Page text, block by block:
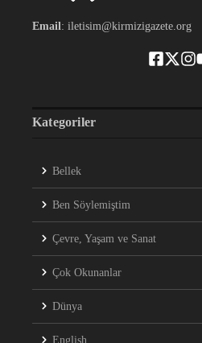
Email : iletisim@kirmizigazete.org
Kategoriler
Bellek
Ben Söylemiştim
Çevre, Yaşam ve Sanat
Çok Okunanlar
Dünya
English